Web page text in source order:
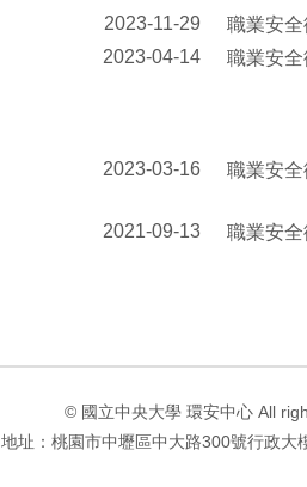
2023-11-29
職業安
2023-04-14
職業安
2023-03-16 職業安
2021-09-13 職業安
© 國立中央大學 環安中心 All
地址：桃園市中壢區中大路300號行